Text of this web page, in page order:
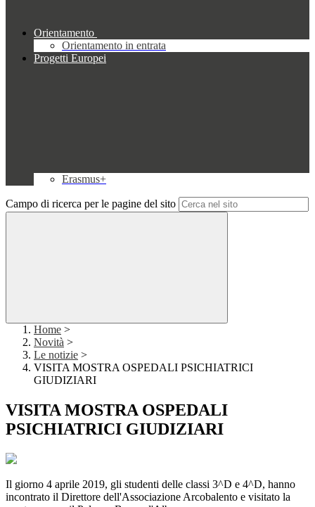
Orientamento
Orientamento in entrata
Progetti Europei
Erasmus+
Campo di ricerca per le pagine del sito
Home >
Novità >
Le notizie >
VISITA MOSTRA OSPEDALI PSICHIATRICI
GIUDIZIARI
VISITA MOSTRA OSPEDALI
PSICHIATRICI GIUDIZIARI
Il giorno 4 aprile 2019, gli studenti delle classi 3^D e 4^D, hanno
incontrato il Direttore dell'Associazione Arcobalento e visitato la